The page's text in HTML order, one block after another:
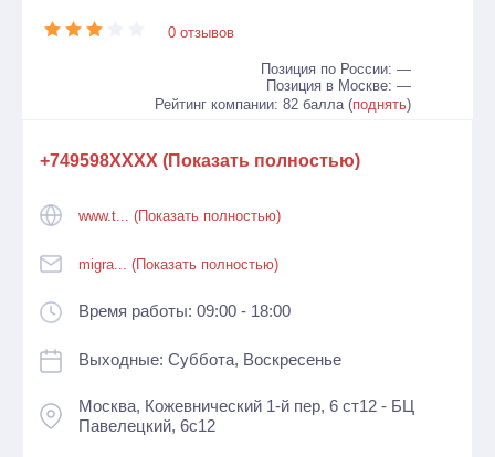
0 отзывов
Позиция по России: —
Позиция в Москве: —
Рейтинг компании: 82 балла (поднять)
+749598XXXX (Показать полностью)
www.t... (Показать полностью)
migra... (Показать полностью)
Время работы: 09:00 - 18:00
Выходные: Суббота, Воскресенье
Москва, Кожевнический 1-й пер, 6 ст12 - БЦ
Павелецкий, 6с12